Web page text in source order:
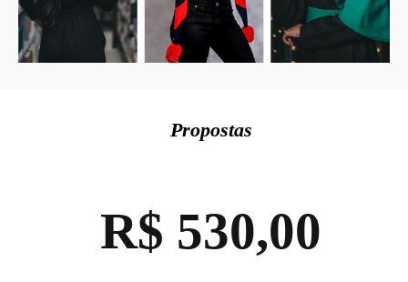
Propostas
R$ 530,00